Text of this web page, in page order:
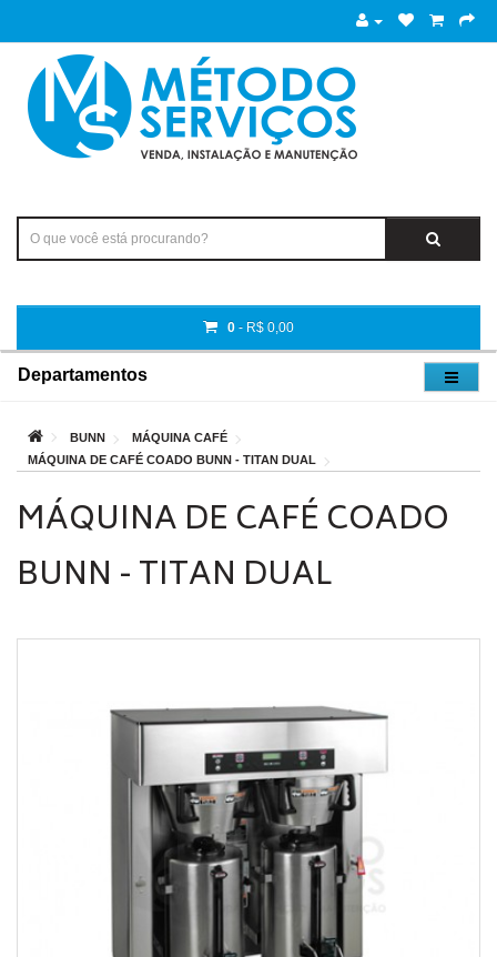
0 - R$ 0,00
Departamentos
BUNN
MÁQUINA CAFÉ
MÁQUINA DE CAFÉ COADO BUNN - TITAN DUAL
MÁQUINA DE CAFÉ COADO
BUNN - TITAN DUAL